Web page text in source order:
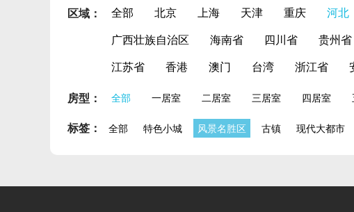
区域： 全部 北京 上海 天津 重庆 河北
广西壮族自治区
海南省 四川省 贵州省
江苏省
香港 澳门 台湾 浙江省
房型：
全部 一居室 二居室 三居室 四居室
标签： 全部 特色小城 风景名胜区 古镇 现代大都市